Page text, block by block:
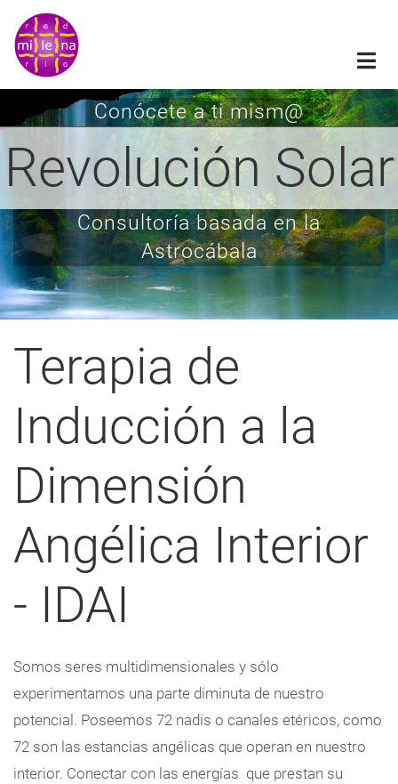
Pasar
contenido
principal
Conócete a ti mism@
Revolución Solar
Consultoría basada en la
Astrocábala
Terapia de
Inducción a la
Dimensión
Angélica Interior
- IDAI
Somos seres multidimensionales y sólo
experimentamos una parte diminuta de nuestro
potencial. Poseemos 72 nadis o canales etéricos, como
72 son las estancias angélicas que operan en nuestro
interior. Conectar con las energías que prestan su